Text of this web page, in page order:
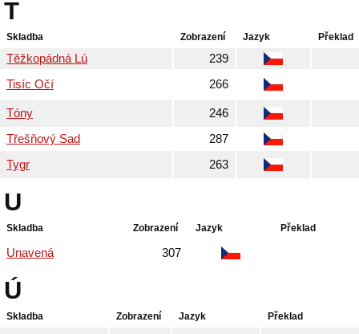
T
Skladba Zobrazení Jazyk Překlad
Těžkopádná Lú
239
Tisíc Očí
266
Tóny
246
Třešňový Sad
287
Tygr
263
U
Skladba Zobrazení Jazyk Překlad
Unavená 307
Ú
Skladba Zobrazení Jazyk Překlad